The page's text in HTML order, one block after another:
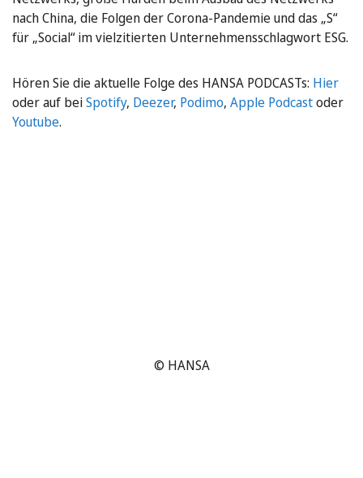
nach China, die Folgen der Corona-Pandemie und das „S“
für „Social“ im vielzitierten Unternehmensschlagwort ESG.
Hören Sie die aktuelle Folge des HANSA PODCASTs: Hier
oder auf beiSpotify, Deezer, Podimo, Apple Podcastoder
Youtube.
© HANSA